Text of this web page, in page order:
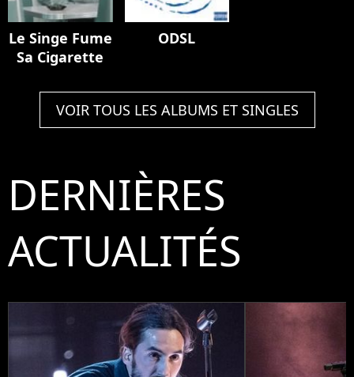
Le Singe Fume
Sa Cigarette
ODSL
VOIR TOUS LES ALBUMS ET SINGLES
DERNIÈRES
ACTUALITÉS